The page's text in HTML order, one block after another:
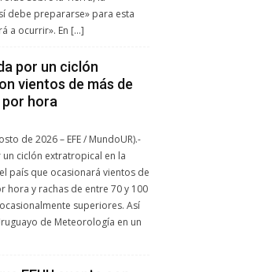
debe prepararse» para esta
a ocurrir». En […]
por un ciclón
vientos de más de
hora
de 2026 – EFE / MundoUR).-
ciclón extratropical en la
país que ocasionará vientos de
hora y rachas de entre 70 y 100
superiores. Así
de Meteorología en un